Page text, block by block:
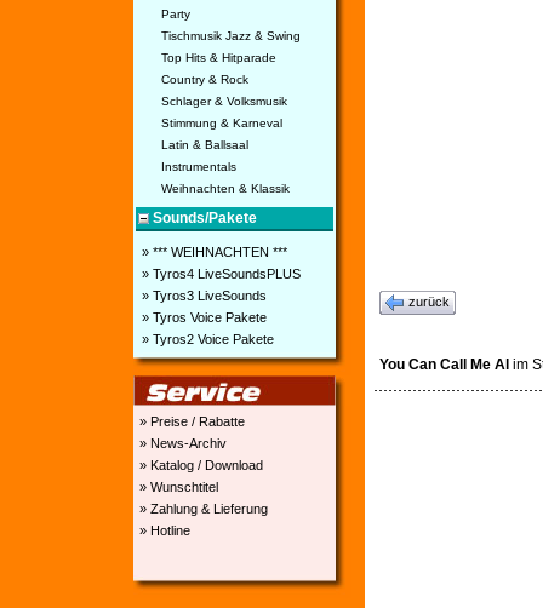
Party
Tischmusik Jazz & Swing
Top Hits & Hitparade
Country & Rock
Schlager & Volksmusik
Stimmung & Karneval
Latin & Ballsaal
Instrumentals
Weihnachten & Klassik
Sounds/Pakete
» *** WEIHNACHTEN ***
» Tyros4 LiveSoundsPLUS
» Tyros3 LiveSounds
» Tyros Voice Pakete
» Tyros2 Voice Pakete
» Preise / Rabatte
» News-Archiv
» Katalog / Download
» Wunschtitel
» Zahlung & Lieferung
» Hotline
zurück
You Can Call Me Al im